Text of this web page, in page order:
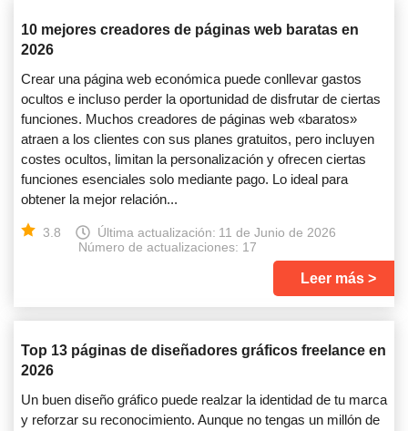
10 mejores creadores de páginas web baratas en
2026
Crear una página web económica puede conllevar gastos
ocultos e incluso perder la oportunidad de disfrutar de ciertas
funciones. Muchos creadores de páginas web «baratos»
atraen a los clientes con sus planes gratuitos, pero incluyen
costes ocultos, limitan la personalización y ofrecen ciertas
funciones esenciales solo mediante pago. Lo ideal para
obtener la mejor relación...
3.8 Última actualización: 11 de Junio de 2026
Número de actualizaciones: 17
Leer más
Top 13 páginas de diseñadores gráficos freelance en
2026
Un buen diseño gráfico puede realzar la identidad de tu marca
y reforzar su reconocimiento. Aunque no tengas un millón de